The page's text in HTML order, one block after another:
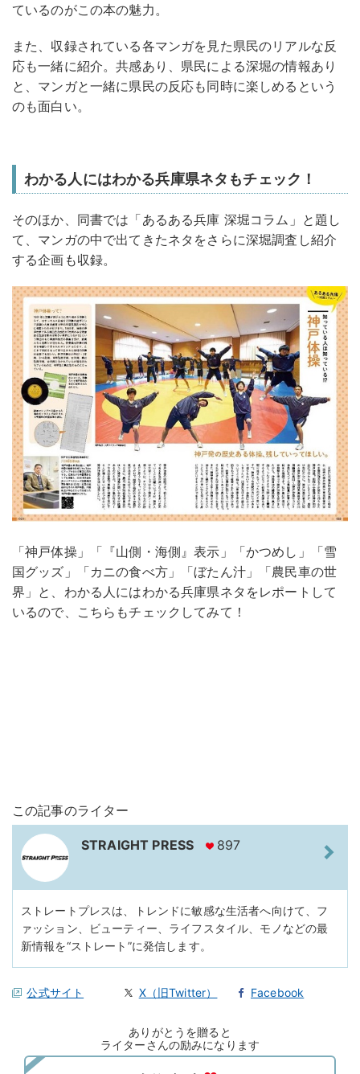
ているのがこの本の魅力。
また、収録されている各マンガを見た県民のリアルな反
応も一緒に紹介。共感あり、県民による深堀の情報あり
と、マンガと一緒に県民の反応も同時に楽しめるという
のも面白い。
わかる人にはわかる兵庫県ネタもチェック！
そのほか、同書では「あるある兵庫 深堀コラム」と題し
て、マンガの中で出てきたネタをさらに深堀調査し紹介
する企画も収録。
「神戸体操」「『山側・海側』表示」「かつめし」「雪
国グッズ」「カニの食べ方」「ぼたん汁」「農民車の世
界」と、わかる人にはわかる兵庫県ネタをレポートして
いるので、こちらもチェックしてみて！
この記事のライター
STRAIGHT PRESS 897
ストレートプレスは、トレンドに敏感な生活者へ向けて、フ
ァッション、ビューティー、ライフスタイル、モノなどの最
新情報を“ストレート”に発信します。
公式サイト X（旧Twitter） Facebook
ありがとうを贈ると
ライターさんの励みになります